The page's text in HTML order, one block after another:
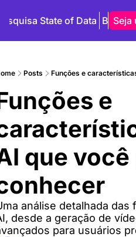
State of Data BlogSeja
Posts Funções e
e
que
análise detalhada das
desde a geração de
para usuários